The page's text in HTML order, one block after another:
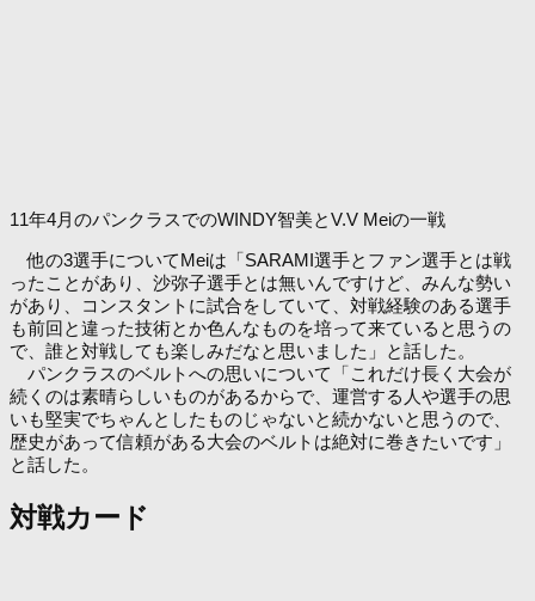
11年4月のパンクラスでのWINDY智美とV.V Meiの一戦
他の3選手についてMeiは「SARAMI選手とファン選手とは戦
ったことがあり、沙弥子選手とは無いんですけど、みんな勢い
があり、コンスタントに試合をしていて、対戦経験のある選手
も前回と違った技術とか色んなものを培って来ていると思うの
で、誰と対戦しても楽しみだなと思いました」と話した。
パンクラスのベルトへの思いについて「これだけ長く大会が
続くのは素晴らしいものがあるからで、運営する人や選手の思
いも堅実でちゃんとしたものじゃないと続かないと思うので、
歴史があって信頼がある大会のベルトは絶対に巻きたいです」
と話した。
対戦カード